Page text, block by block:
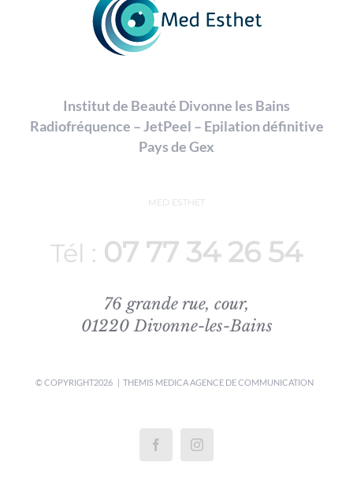
Institut de Beauté Divonne les Bains
Radiofréquence – JetPeel – Epilation définitive
Pays de Gex
MED ESTHET
Tél : 07 77 34 26 54
76 grande rue, cour,
01220 Divonne-les-Bains
© COPYRIGHT2026 | THEMIS MEDICAAGENCE DE COMMUNICATION